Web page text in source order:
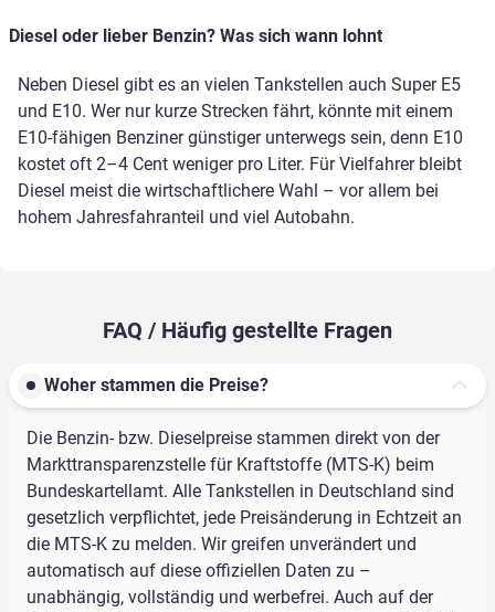
Diesel oder lieber Benzin? Was sich wann lohnt
Neben Diesel gibt es an vielen Tankstellen auch Super E5
und E10. Wer nur kurze Strecken fährt, könnte mit einem
E10-fähigen Benziner günstiger unterwegs sein, denn E10
kostet oft 2–4 Cent weniger pro Liter. Für Vielfahrer bleibt
Diesel meist die wirtschaftlichere Wahl – vor allem bei
hohem Jahresfahranteil und viel Autobahn.
FAQ / Häufig gestellte Fragen
Woher stammen die Preise?
Die Benzin- bzw. Dieselpreise stammen direkt von der
Markttransparenzstelle für Kraftstoffe (MTS-K) beim
Bundeskartellamt. Alle Tankstellen in Deutschland sind
gesetzlich verpflichtet, jede Preisänderung in Echtzeit an
die MTS-K zu melden. Wir greifen unverändert und
automatisch auf diese offiziellen Daten zu –
unabhängig, vollständig und werbefrei. Auch auf der